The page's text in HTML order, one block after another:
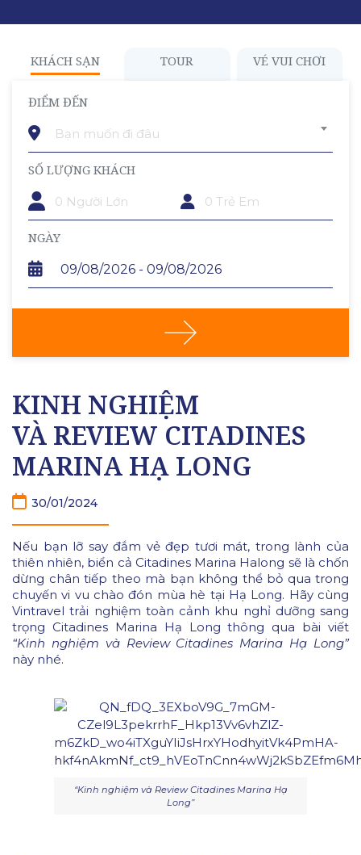
KHÁCH SẠN TOUR VÉ VUI CHƠI
ĐIỂM ĐẾN
Bạn muốn đi đâu
SỐ LƯỢNG KHÁCH
NGÀY
KINH NGHIỆM
VÀ REVIEW CITADINES
MARINA HẠ LONG
30/01/2024
Nếu bạn lỡ say đắm vẻ đẹp tươi mát, trong lành của
thiên nhiên, biển cả Citadines Marina Halong sẽ là chốn
dừng chân tiếp theo mà bạn không thể bỏ qua trong
chuyến vi vu chào đón mùa hè tại Hạ Long. Hãy cùng
Vintravel trải nghiệm toàn cảnh khu nghỉ dưỡng sang
trọng Citadines Marina Hạ Long thông qua bài viết
“Kinh nghiệm và Review Citadines Marina Hạ Long”
này nhé.
“Kinh nghiệm và Review Citadines Marina Hạ
Long”